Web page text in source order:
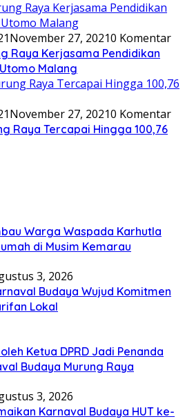
November 27, 20210 Komentar
Raya Kerjasama Pendidikan
Malang
November 27, 20210 Komentar
Raya Tercapai Hingga 100,76
Warga Waspada Karhutla
di Musim Kemarau
3, 2026
Budaya Wujud Komitmen
Lokal
Ketua DPRD Jadi Penanda
Budaya Murung Raya
3, 2026
Karnaval Budaya HUT ke-